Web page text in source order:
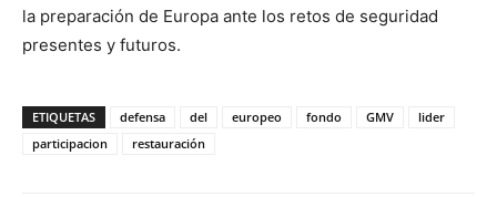
la preparación de Europa ante los retos de seguridad
presentes y futuros.
ETIQUETAS defensa del europeo fondo GMV
lider
participacion
restauración